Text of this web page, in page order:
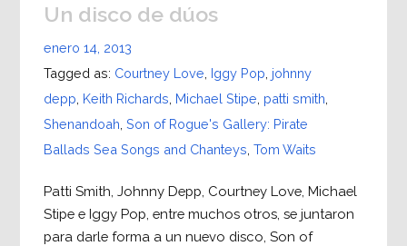
Un disco de dúos
enero 14, 2013
Tagged as: Courtney Love Iggy Pop johnny
depp Keith Richards Michael Stipe patti smith
Shenandoah Son of Rogue's Gallery: Pirate
Ballads Sea Songs and Chanteys Tom Waits
Patti Smith, Johnny Depp, Courtney Love, Michael
Stipe e Iggy Pop, entre muchos otros, se juntaron
para darle forma a un nuevo disco, Son of